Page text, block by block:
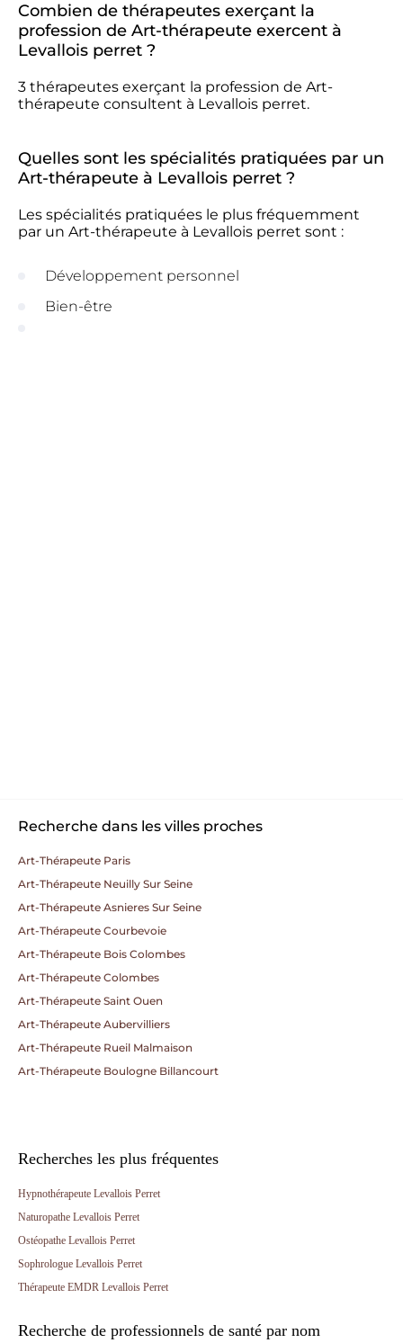
Combien de thérapeutes exerçant la
profession de Art-thérapeute exercent à
Levallois perret ?
3 thérapeutes exerçant la profession de Art-
thérapeute consultent à Levallois perret.
Quelles sont les spécialités pratiquées par un
Art-thérapeute à Levallois perret ?
Les spécialités pratiquées le plus fréquemment
par un Art-thérapeute à Levallois perret sont :
Développement personnel
Bien-être
Recherche dans les villes proches
Art-Thérapeute Paris
Art-Thérapeute Neuilly Sur Seine
Art-Thérapeute Asnieres Sur Seine
Art-Thérapeute Courbevoie
Art-Thérapeute Bois Colombes
Art-Thérapeute Colombes
Art-Thérapeute Saint Ouen
Art-Thérapeute Aubervilliers
Art-Thérapeute Rueil Malmaison
Art-Thérapeute Boulogne Billancourt
Recherches les plus fréquentes
Hypnothérapeute Levallois Perret
Naturopathe Levallois Perret
Ostéopathe Levallois Perret
Sophrologue Levallois Perret
Thérapeute EMDR Levallois Perret
Recherche de professionnels de santé par nom